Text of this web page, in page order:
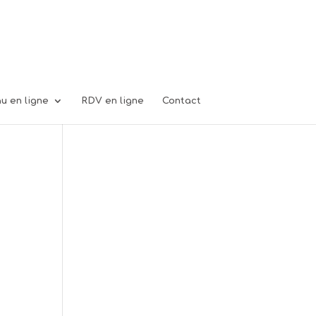
en ligne RDV en ligne Contact